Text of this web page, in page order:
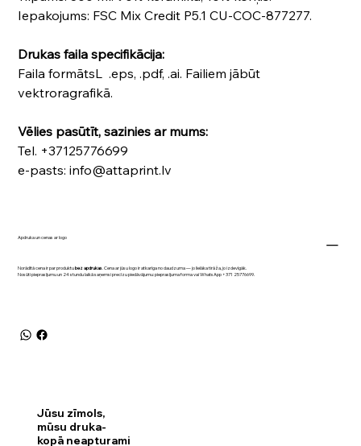
Iepakojums: FSC Mix Credit P5.1 CU-COC-877277.
Drukas faila specifikācija:
Faila formātsL .eps, .pdf, .ai. Failiem jābūt
vektroragrafikā.
Vēlies pasūtīt, sazinies ar mums:
Tel. +37125776699
e-pasts: info@attaprint.lv
Apdruka un cenas ar logo
Norādītā cena ir par produktubez apdrukas . Cena ar jūsu logo ir atkarīga no daudzuma — jo lielāka tirāža, jo izdevīgāk.
Nosūti pieprasījumu un 24 stundu laikā saņemsi precīzu piedāvājumu:pieprasījuma formavai WhatsApp+371 25776699
Jūsu zīmols,
mūsu druka-
kopā neapturami